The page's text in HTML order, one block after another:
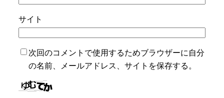
サイト
次回のコメントで使用するためブラウザーに自分
の名前、メールアドレス、サイトを保存する。